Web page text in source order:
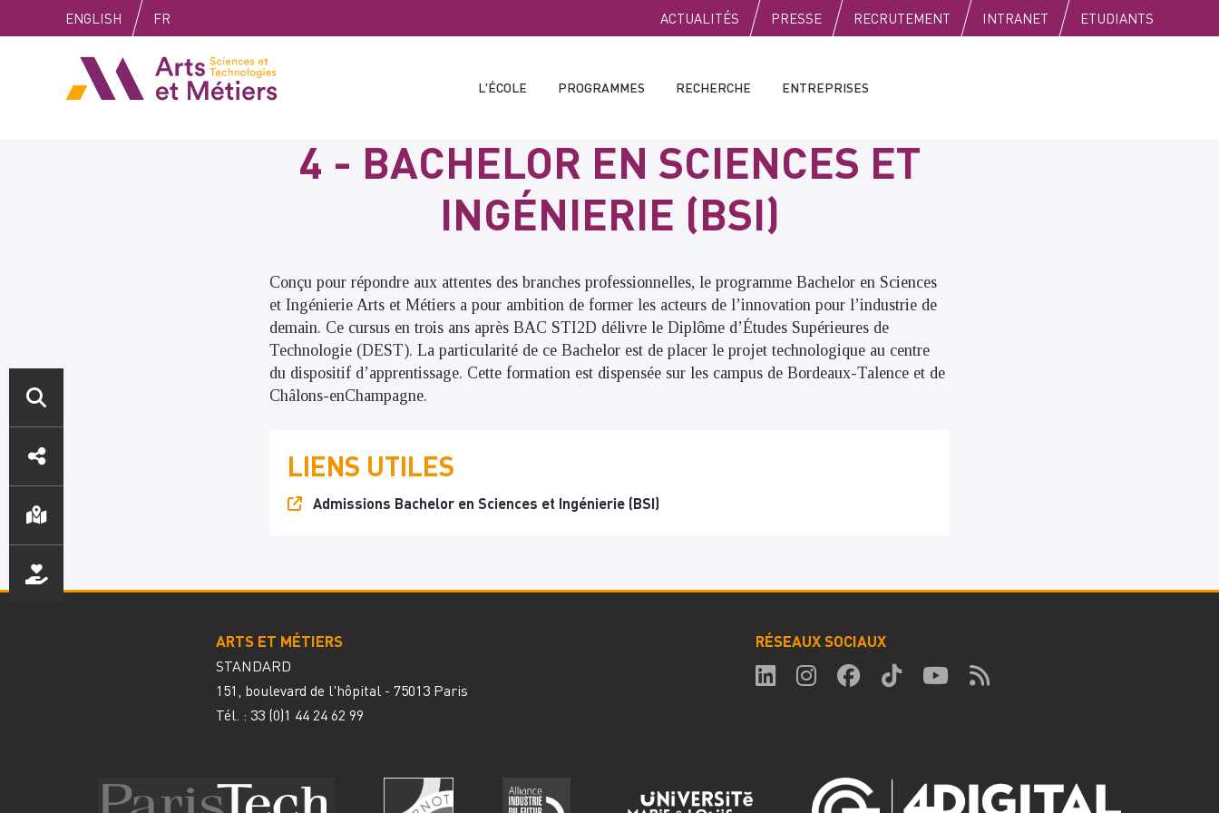
to
to
to
ENGLISH FR PUBLIC
ACTUALITÉS PRESSE RECRUTEMENT INTRANET ETUDIANTS
Arts et métiers
L'ÉCOLE PROGRAMMES RECHERCHE ENTREPRISES
ACCÈS
DIRECTS
4 - BACHELOR EN SCIENCES ET
INGÉNIERIE (BSI)
Conçu pour répondre aux attentes des branches professionnelles, le programme Bachelor en Sciences
et Ingénierie Arts et Métiers a pour ambition de former les acteurs de l’innovation pour l’industrie de
demain. Ce cursus en trois ans après BAC STI2D délivre le Diplôme d’Études Supérieures de
Technologie (DEST). La particularité de ce Bachelor est de placer le projet technologique au centre
du dispositif d’apprentissage. Cette formation est dispensée sur les campus de Bordeaux-Talence et de
Châlons-enChampagne.
LIENS UTILES
Admissions Bachelor en Sciences et Ingénierie (BSI)
ARTS ET MÉTIERS
STANDARD
151, boulevard de l'hôpital - 75013 Paris
Tél. : 33 (0)1 44 24 62 99
RÉSEAUX SOCIAUX